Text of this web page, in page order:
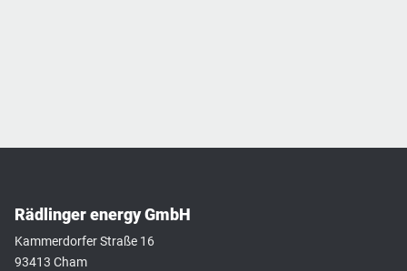
Rädlinger energy GmbH
Kammerdorfer Straße 16
93413 Cham